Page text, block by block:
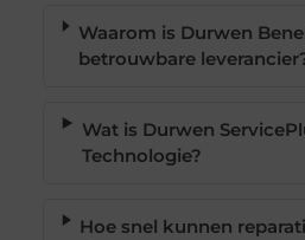
Waarom is Durwen
betrouwbare
Wat is Durwen
Technologie?
Hoe snel kunnen